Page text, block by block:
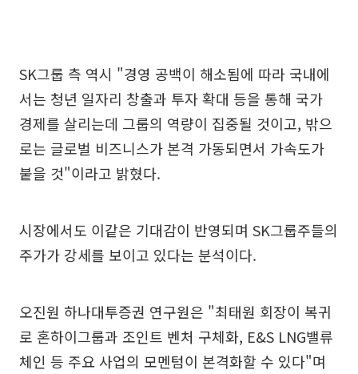
SK그룹 측 역시 "경영 공백이 해소됨에 따라 국내에
서는 청년 일자리 창출과 투자 확대 등을 통해 국가
경제를 살리는데 그룹의 역량이 집중될 것이고, 밖으
로는 글로벌 비즈니스가 본격 가동되면서 가속도가
붙을 것"이라고 밝혔다.
시장에서도 이같은 기대감이 반영되며 SK그룹주들의
주가가 강세를 보이고 있다는 분석이다.
오진원 하나대투증권 연구원은 "최태원 회장이 복귀
로 혼하이그룹과 조인트 벤처 구체화, E&S LNG밸류
체인 등 주요 사업의 모멘텀이 본격화할 수 있다"며